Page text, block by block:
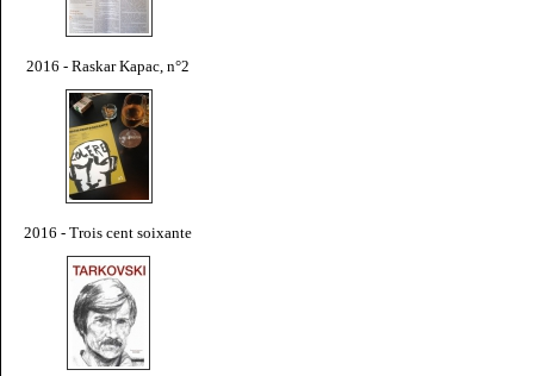
2016 - Raskar Kapac, n°2
2016 - Trois cent soixante